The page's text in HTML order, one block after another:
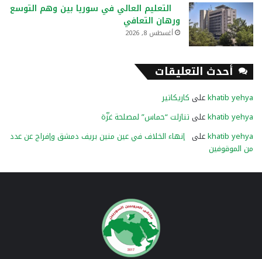
التعليم العالي في سوريا بين وهم التوسع
ورهان التعافي
أغسطس 8, 2026
أحدث التعليقات
khatib yehyaعلى كاريكاتير
khatib yehyaعلى تنازلت “حماس” لمصلحة غزّة
khatib yehyaعلى إنهاء الخلاف في عين منين بريف دمشق وإفراج عن عدد
من الموقوفين